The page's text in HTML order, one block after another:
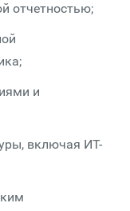
отчетностью;
и
включая ИТ-